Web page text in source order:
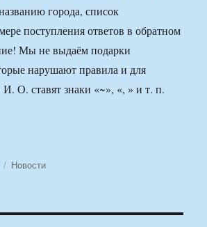
города, список
поступления ответов в обратном
Мы не выдаём подарки
нарушают правила и для
О. ставят знаки «~», «, » и т. п.
Рубрики
Новости